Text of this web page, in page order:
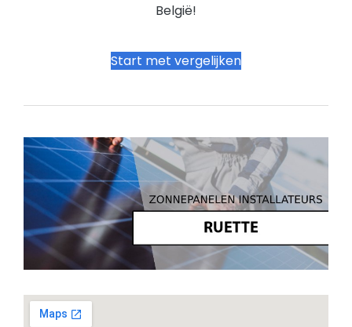
België!
Start met vergelijken